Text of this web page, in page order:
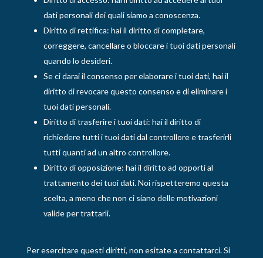
dati personali dei quali siamo a conoscenza.
Diritto di rettifica: hai il diritto di completare,
correggere, cancellare o bloccare i tuoi dati personali
quando lo desideri.
Se ci darai il consenso per elaborare i tuoi dati, hai il
diritto di revocare questo consenso e di eliminare i
tuoi dati personali.
Diritto di trasferire i tuoi dati: hai il diritto di
richiedere tutti i tuoi dati dal controllore e trasferirli
tutti quanti ad un altro controllore.
Diritto di opposizione: hai il diritto ad opporti al
trattamento dei tuoi dati. Noi rispetteremo questa
scelta, a meno che non ci siano delle motivazioni
valide per trattarli.
Per esercitare questi diritti, non esitate a contattarci. Si